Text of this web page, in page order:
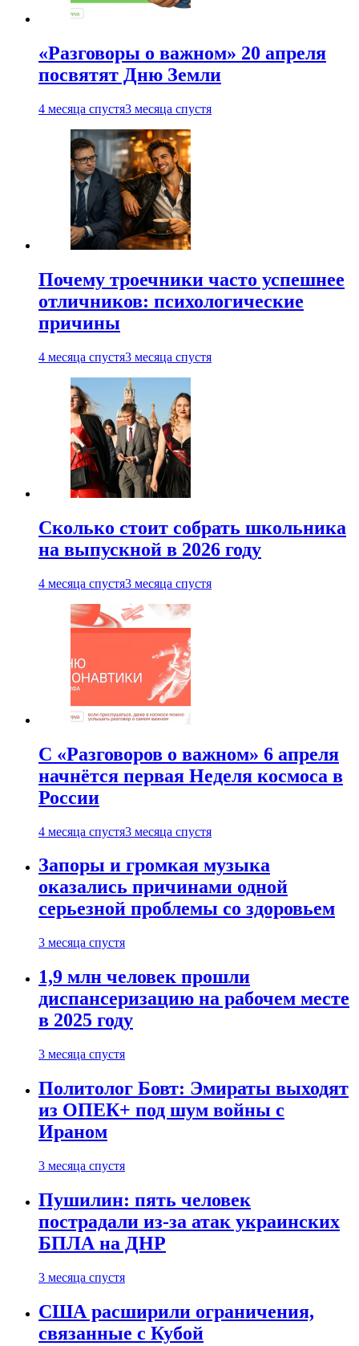
«Разговоры о важном» 20 апреля
посвятят Дню Земли
4 месяца спустя3 месяца спустя
Почему троечники часто успешнее
отличников: психологические
причины
4 месяца спустя3 месяца спустя
Сколько стоит собрать школьника
на выпускной в 2026 году
4 месяца спустя3 месяца спустя
С «Разговоров о важном» 6 апреля
начнётся первая Неделя космоса в
России
4 месяца спустя3 месяца спустя
Запоры и громкая музыка
оказались причинами одной
серьезной проблемы со здоровьем
3 месяца спустя
1,9 млн человек прошли
диспансеризацию на рабочем месте
в 2025 году
3 месяца спустя
Политолог Бовт: Эмираты выходят
из ОПЕК+ под шум войны с
Ираном
3 месяца спустя
Пушилин: пять человек
пострадали из-за атак украинских
БПЛА на ДНР
3 месяца спустя
США расширили ограничения,
связанные с Кубой